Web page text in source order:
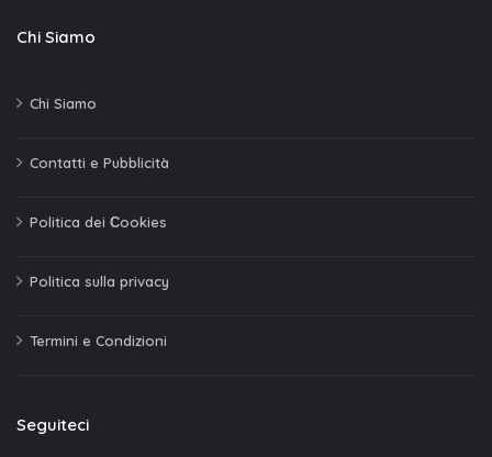
Chi Siamo
Chi Siamo
Contatti e Pubblicità
Politica dei Сookies
Politica sulla privacy
Termini e Condizioni
Seguiteci